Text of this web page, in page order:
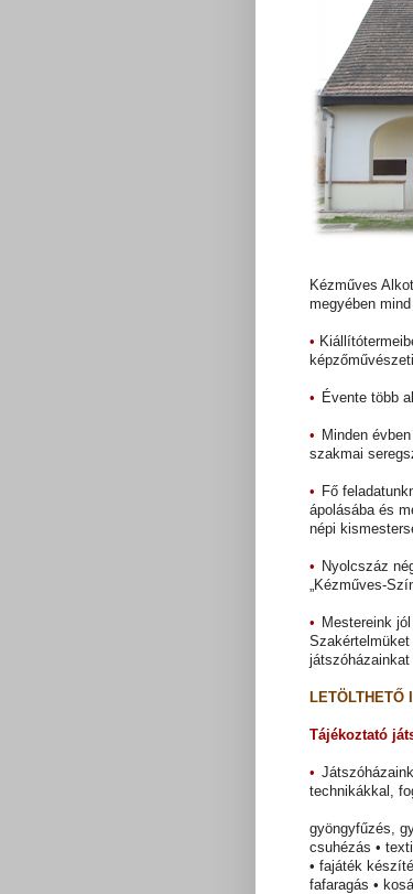
Kézműves
megyében
•
• Évente több
• Minden
szakmai
• Fő
ápolásába és
népi
• Nyolcszáz
„Kézműves-
• Mestereink
játszóházainkat
LETÖLTHETŐ
Tájékoztató
•
technikákkal,
gyöngyfűzés,
csuhézás •
• fajáték
fafaragás •